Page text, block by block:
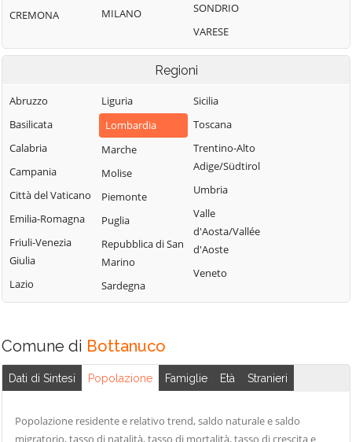
Arcene
Arzago d'Adda
Aviatico
Azzano San
Paolo
Azzone
Bagnatica
Barbata
Bariano
Barzana
Bedulita
Bergamo
Bianzano
Bolgare
Fara Olivana con
Filago
Fino del Monte
Fiorano al Serio
Fontanella
Fonteno
Foppolo
Foresto Sparso
Fornovo San
Fuipiano Valle
Gandellino
Gandosso
Gaverina Terme
Ghisalba
Riva di Solto
Rogno
Romano di
Roncobello
Roncola
Rota d'Imagna
Rovetta
Bianco
Terme
Santa Brigida
Sarnico
Schilpario
CREMONA
MILANO
SONDRIO
VARESE
Regioni
Abruzzo
Basilicata
Calabria
Campania
Città del Vaticano
Emilia-Romagna
Friuli-Venezia
Giulia
Lazio
Liguria
Lombardia
Marche
Molise
Piemonte
Puglia
Repubblica di San
Marino
Sardegna
Sicilia
Toscana
Trentino-Alto
Adige/Südtirol
Umbria
Valle
d'Aosta/Vallée
d'Aoste
Veneto
Comune di Bottanuco
Dati di Sintesi Popolazione Famiglie Età Stranieri
Popolazione residente e relativo trend, saldo naturale e saldo
migratorio, tasso di natalità, tasso di mortalità, tasso di crescita e